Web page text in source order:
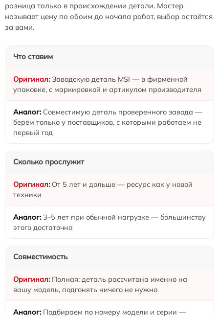
разница только в происхождении детали. Мастер
называет цену по обоим до начала работ, выбор остаётся
за вами.
Что ставим
Заводскую деталь MSI — в фирменной
упаковке, с маркировкой и артикулом производителя
Совместимую деталь проверенного завода —
берём только у поставщиков, с которыми работаем не
первый год
Сколько прослужит
От 5 лет и дольше — ресурс как у новой
техники
3–5 лет при обычной нагрузке — большинству
этого достаточно
Совместимость
Полная: деталь рассчитана именно на
вашу модель, подгонять ничего не нужно
Подбираем по номеру модели и серии —